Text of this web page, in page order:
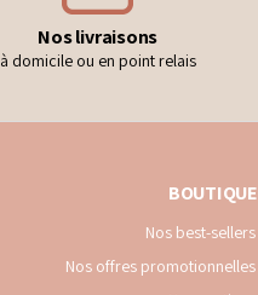
Nos livraisons
à domicile ou en point relais
BOUTIQUE
Nos best-sellers
Nos offres promotionnelles